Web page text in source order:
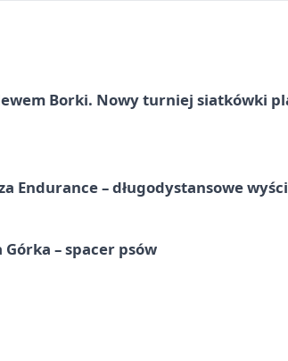
Borki. Nowy turniej siatkówki
Endurance – długodystansowe
– spacer psów